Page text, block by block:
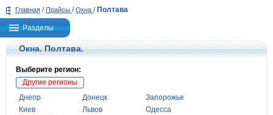
Главная / Прайсы / Окна / Полтава
Разделы
Окна. Полтава.
Выберите регион:
Другие регионы
Днепр
Донецк
Запорожье
Киев
Львов
Одесса